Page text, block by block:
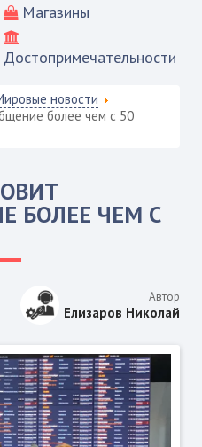
Магазины
Достопримечательности
новости
более чем с 50
БОЛЕЕ ЧЕМ С
Автор
Елизаров Николай